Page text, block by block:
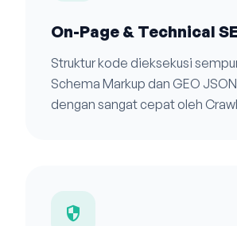
On-Page & Technical
Struktur kode dieksekusi
Schema Markup dan GEO
dengan sangat cepat oleh
security